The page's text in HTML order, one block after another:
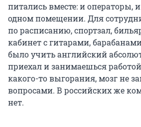
питались вместе: и операторы,
одном помещении. Для
по расписанию, спортзал,
кабинет с гитарами,
было учить английский
приехал и занимаешься
какого-то выгорания, мозг не
вопросами. В российских же
нет.